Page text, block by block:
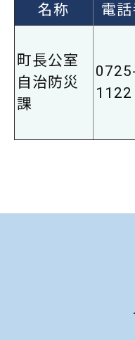
名称 電
町長公室
自治防災
課
1122